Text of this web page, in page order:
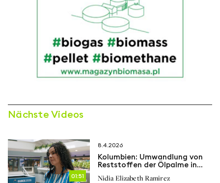
Nächste Videos
01:51
8.4.2026
Kolumbien: Umwandlung von
Reststoffen der Ölpalme in
Nidia Elizabeth Ramirez